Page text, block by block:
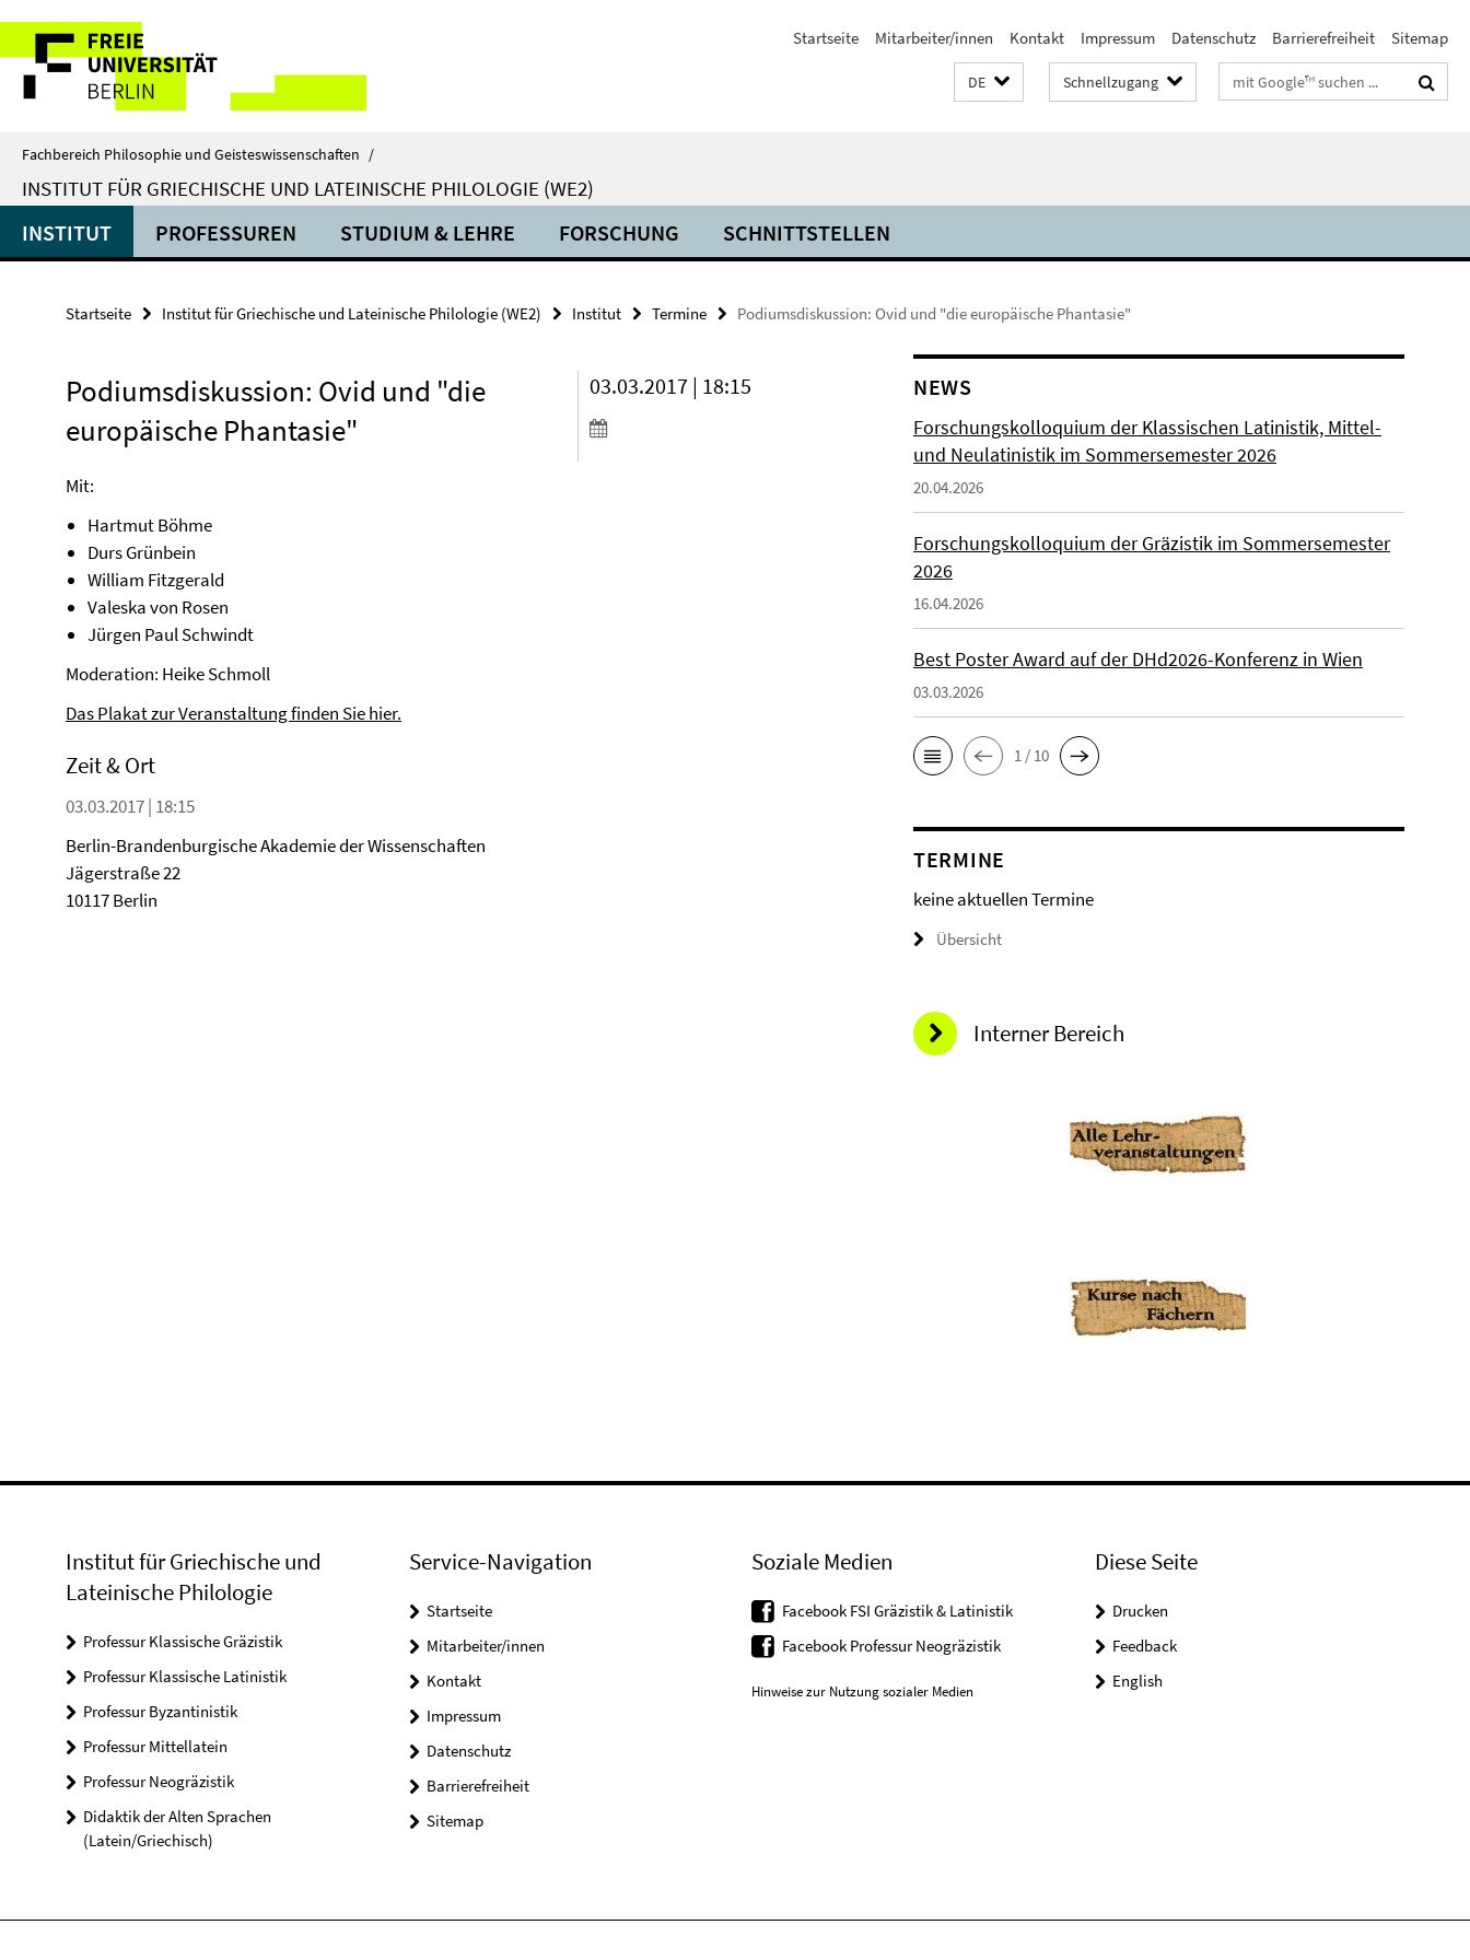
direkt
Inhalt
Service-
Navigation
Startseite Mitarbeiter/innen Kontakt Impressum Datenschutz Barrierefreiheit Sitemap
DE Schnellzugang Suchbegriffe
Fachbereich Philosophie und Geisteswissenschaften /
INSTITUT FÜR GRIECHISCHE UND LATEINISCHE PHILOLOGIE (WE2)
INSTITUT PROFESSUREN STUDIUM & LEHRE FORSCHUNG SCHNITTSTELLEN
Startseite Institut für Griechische und Lateinische Philologie (WE2) Institut Termine Podiumsdiskussion: Ovid und "die europäische Phantasie"
Podiumsdiskussion: Ovid und "die
europäische Phantasie"
03.03.2017 | 18:15
Mit:
Hartmut Böhme
Durs Grünbein
William Fitzgerald
Valeska von Rosen
Jürgen Paul Schwindt
Moderation: Heike Schmoll
Das Plakat zur Veranstaltung finden Sie hier.
Zeit & Ort
03.03.2017 | 18:15
Berlin-Brandenburgische Akademie der Wissenschaften
Jägerstraße 22
10117 Berlin
NEWS
Forschungskolloquium der Klassischen Latinistik, Mittel-
und Neulatinistik im Sommersemester 2026
20.04.2026
Forschungskolloquium der Gräzistik im Sommersemester
2026
16.04.2026
Best Poster Award auf der DHd2026-Konferenz in Wien
03.03.2026
1 / 10
TERMINE
keine aktuellen Termine
Übersicht
Interner Bereich
Institut für Griechische und
Lateinische Philologie
Professur Klassische Gräzistik
Professur Klassische Latinistik
Professur Byzantinistik
Professur Mittellatein
Professur Neogräzistik
Didaktik der Alten Sprachen
(Latein/Griechisch)
Service-Navigation
Startseite
Mitarbeiter/innen
Kontakt
Impressum
Datenschutz
Barrierefreiheit
Sitemap
Soziale Medien
Facebook FSI Gräzistik & Latinistik
Facebook Professur Neogräzistik
Hinweise zur Nutzung sozialer Medien
Diese Seite
Drucken
Feedback
English